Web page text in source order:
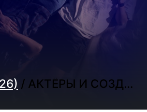
/ АКТЁРЫ И СОЗДАТЕЛИ